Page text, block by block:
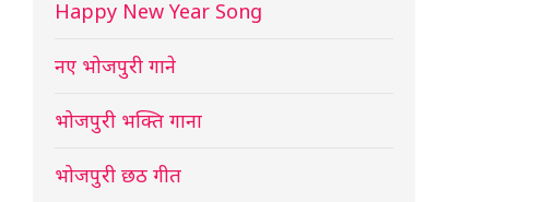
Happy New Year Song
नए भोजपुरी गाने
भोजपुरी भक्ति गाना
भोजपुरी छठ गीत